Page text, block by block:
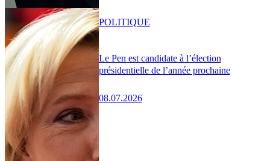
Le Pen est candidate à l’élection
présidentielle de l’année prochaine
08.07.2026
POLITIQUE